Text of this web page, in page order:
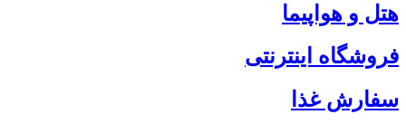
هتل و هواپیما
فروشگاه اینترنتی
سفارش غذا